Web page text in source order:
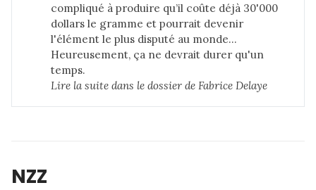
compliqué à produire qu’il coûte déjà 30'000
dollars le gramme et pourrait devenir
l'élément le plus disputé au monde...
Heureusement, ça ne devrait durer qu'un
temps.
Lire la suite dans le dossier de Fabrice Delaye
NZZ